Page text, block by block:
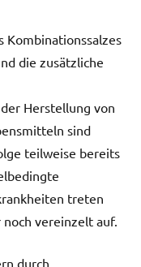
Kombinationssalzes
die zusätzliche
Herstellung von
sind
teilweise bereits
treten
vereinzelt auf.
durch